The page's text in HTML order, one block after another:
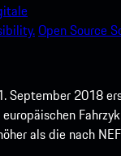
Open Source
September 2018
als die nach